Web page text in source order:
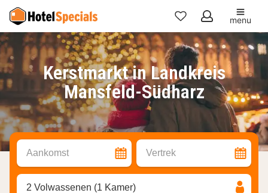
Mijn
favorieten
menu
Kerstmarkt in Landkreis
Mansfeld-Südharz
Aankomst Vertrek
2 Volwassenen (1 Kamer)